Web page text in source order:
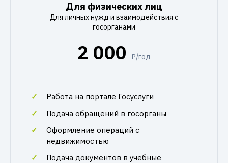
Для физических лиц
Для личных нужд и взаимодействия с
госорганами
2 000 ₽/год
Работа на портале Госуслуги
Подача обращений в госорганы
Оформление операций с
недвижимостью
Подача документов в учебные